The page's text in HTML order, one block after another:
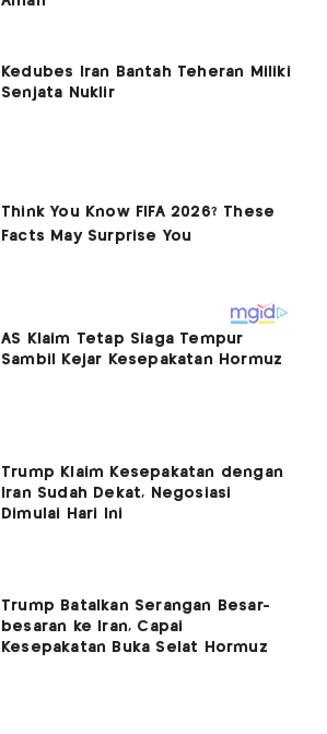
Kedubes Iran Bantah Teheran Miliki
Senjata Nuklir
AS Klaim Tetap Siaga Tempur
Sambil Kejar Kesepakatan Hormuz
Trump Klaim Kesepakatan dengan
Iran Sudah Dekat, Negosiasi
Dimulai Hari Ini
Trump Batalkan Serangan Besar-
besaran ke Iran, Capai
Kesepakatan Buka Selat Hormuz